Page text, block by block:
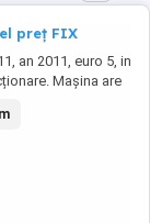
preț FIX
an 2011, euro 5, in
Mașina are
au fost
motor,
discuri și plăcuțe,
...